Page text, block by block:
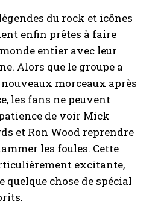
du rock et icônes
enfin prêtes à faire
entier avec leur
Alors que le groupe a
morceaux après
les fans ne peuvent
de voir Mick
et Ron Wood reprendre
les foules. Cette
excitante,
quelque chose de spécial